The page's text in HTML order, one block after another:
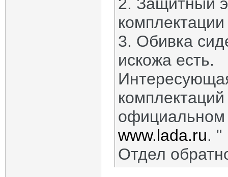
3. Обивка
искожа есть.
www.lada.ru. "
Отдел